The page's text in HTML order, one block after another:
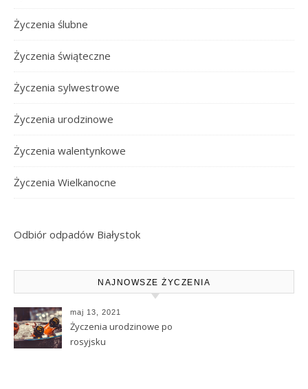
Życzenia ślubne
Życzenia świąteczne
Życzenia sylwestrowe
Życzenia urodzinowe
Życzenia walentynkowe
Życzenia Wielkanocne
Odbiór odpadów Białystok
NAJNOWSZE ŻYCZENIA
maj 13, 2021
Życzenia urodzinowe po
rosyjsku